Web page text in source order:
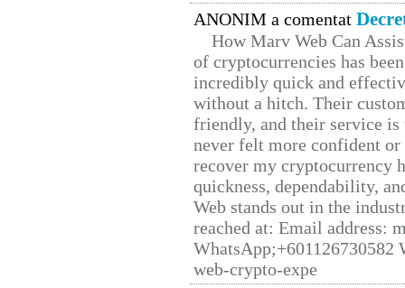
ANONIM a comentat
How Marv Web Can
of cryptocurrencies has
incredibly quick and
without a hitch. Their
friendly, and their service
never felt more confident
recover my cryptocurrency
quickness, dependability,
Web stands out in the
reached at: Email address:
web-crypto-expe